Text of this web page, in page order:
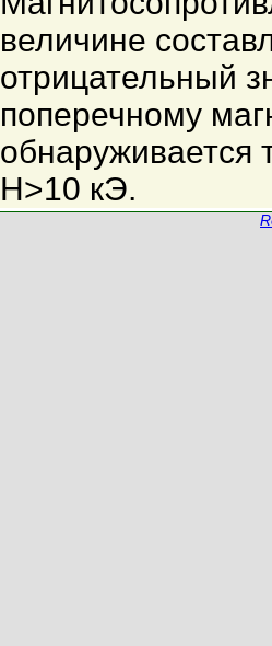
величине
отрицательный
поперечному
обнаруживается
H>10 кЭ.